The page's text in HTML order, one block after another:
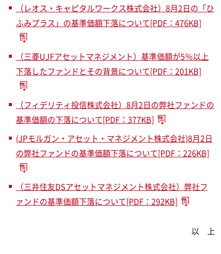
（レオス・キャピタルワークス株式会社）8月2日の「ひ
ふみプラス」の基準価額下落について[PDF：476KB]
（三菱UJFアセットマネジメント）基準価額が5％以上
下落したファンドとその背景について[PDF：201KB]
（フィデリティ投信株式会社）8月2日の弊社ファンドの
基準価額の下落について[PDF：377KB]
(JPモルガン・アセット・マネジメント株式会社)8月2日
の弊社ファンドの基準価額下落について[PDF：226KB]
（三井住友DSアセットマネジメント株式会社）弊社フ
ァンドの基準価額下落について[PDF：292KB]
以 上